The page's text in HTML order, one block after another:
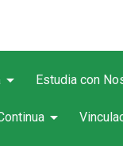
arrow_drop_down Estudia con
arrow_drop_down